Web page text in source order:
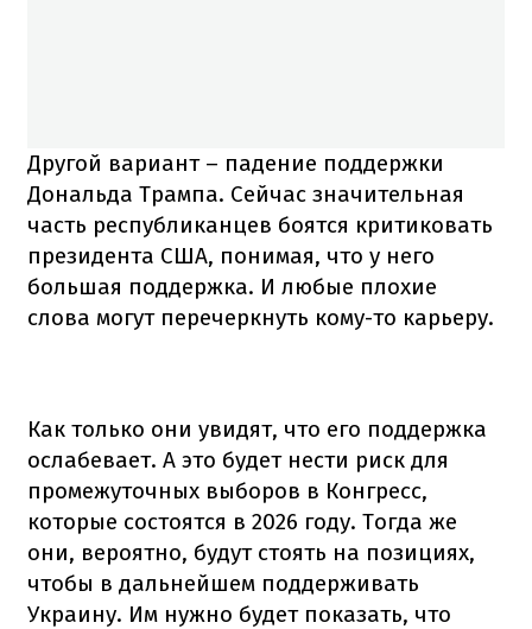
Другой вариант – падение поддержки
Дональда Трампа. Сейчас значительная
часть республиканцев боятся критиковать
президента США, понимая, что у него
большая поддержка. И любые плохие
слова могут перечеркнуть кому-то карьеру.
Как только они увидят, что его поддержка
ослабевает. А это будет нести риск для
промежуточных выборов в Конгресс,
которые состоятся в 2026 году. Тогда же
они, вероятно, будут стоять на позициях,
чтобы в дальнейшем поддерживать
Украину. Им нужно будет показать, что